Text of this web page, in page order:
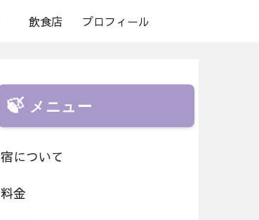
飲食店 プロフィール
メニュー
宿について
料金